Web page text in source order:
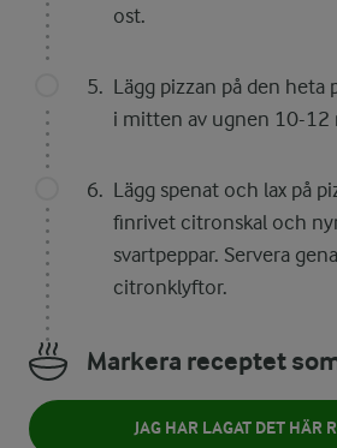
ost.
Lägg pizzan på den heta
i mitten av ugnen 10-12
Lägg spenat och lax på
finrivet citronskal och
svartpeppar. Servera
citronklyftor.
Markera receptet
JAG HAR LAGAT DET HÄR